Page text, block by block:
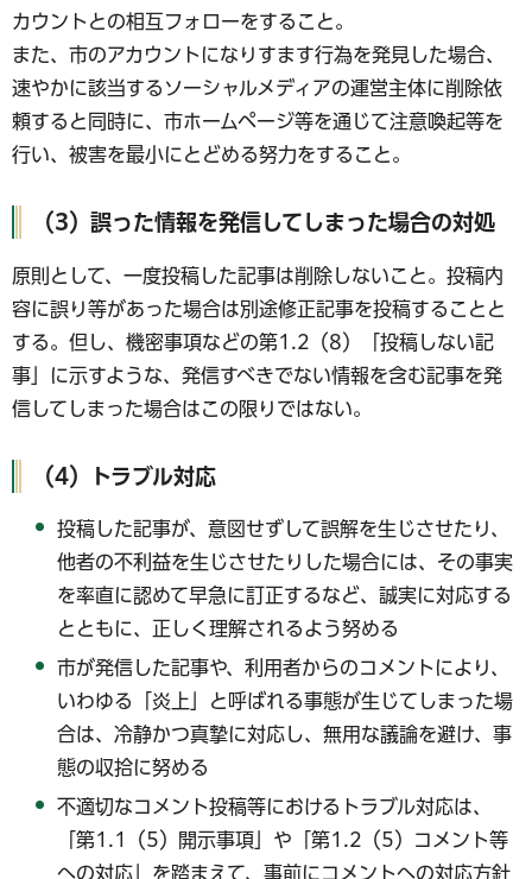
カウントとの相互フォローをすること。
また、市のアカウントになりすます行為を発見した場合、
速やかに該当するソーシャルメディアの運営主体に削除依
頼すると同時に、市ホームページ等を通じて注意喚起等を
行い、被害を最小にとどめる努力をすること。
（3）誤った情報を発信してしまった場合の対処
原則として、一度投稿した記事は削除しないこと。投稿内
容に誤り等があった場合は別途修正記事を投稿することと
する。但し、機密事項などの第1.2（8）「投稿しない記
事」に示すような、発信すべきでない情報を含む記事を発
信してしまった場合はこの限りではない。
（4）トラブル対応
投稿した記事が、意図せずして誤解を生じさせたり、
他者の不利益を生じさせたりした場合には、その事実
を率直に認めて早急に訂正するなど、誠実に対応する
とともに、正しく理解されるよう努める
市が発信した記事や、利用者からのコメントにより、
いわゆる「炎上」と呼ばれる事態が生じてしまった場
合は、冷静かつ真摯に対応し、無用な議論を避け、事
態の収拾に努める
不適切なコメント投稿等におけるトラブル対応は、
「第1.1（5）開示事項」や「第1.2（5）コメント等
への対応」を踏まえて、事前にコメントへの対応方針